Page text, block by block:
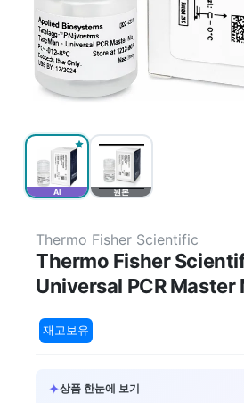
AI 원본
Thermo Fisher Scientific
Thermo Fisher
Universal PCR Master
재고보유
✦상품 한눈에 보기